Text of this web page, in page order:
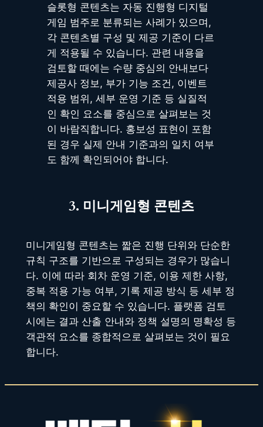
슬롯형 콘텐츠는 자동 진행형 디지털
게임 범주로 분류되는 사례가 있으며,
각 콘텐츠별 구성 및 제공 기준이 다르
게 적용될 수 있습니다. 관련 내용을
검토할 때에는 수량 중심의 안내보다
제공사 정보, 부가 기능 조건, 이벤트
적용 범위, 세부 운영 기준 등 실질적
인 확인 요소를 중심으로 살펴보는 것
이 바람직합니다. 홍보성 표현이 포함
된 경우 실제 안내 기준과의 일치 여부
도 함께 확인되어야 합니다.
3. 미니게임형 콘텐츠
미니게임형 콘텐츠는 짧은 진행 단위와 단순한
규칙 구조를 기반으로 구성되는 경우가 많습니
다. 이에 따라 회차 운영 기준, 이용 제한 사항,
중복 적용 가능 여부, 기록 제공 방식 등 세부 정
책의 확인이 중요할 수 있습니다. 플랫폼 검토
시에는 결과 산출 안내와 정책 설명의 명확성 등
객관적 요소를 종합적으로 살펴보는 것이 필요
합니다.